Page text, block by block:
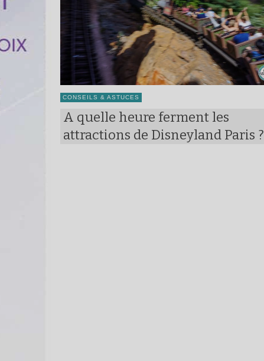
CONSEILS & ASTUCES
A quelle heure ferment les
attractions de Disneyland Paris ?